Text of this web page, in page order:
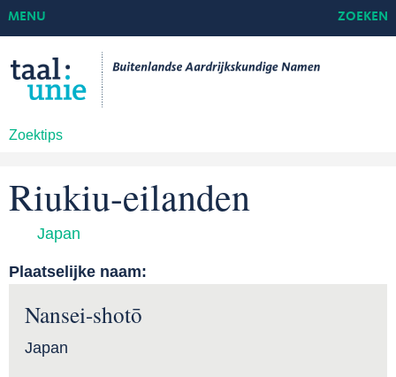
Zoektips
MENU ZOEKEN
Riukiu-eilanden
Japan
Plaatselijke naam:
Nansei-shotō
Japan